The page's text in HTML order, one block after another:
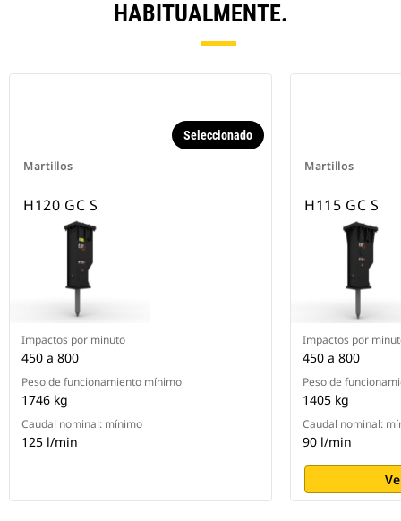
HABITUALMENTE.
Martillos
Seleccionado
H120 GC S
Impactos por minuto
450 a 800
Peso de funcionamiento mínimo
1746 kg
Caudal nominal: mínimo
125 l/min
Martillos
H115 GC S
Impactos por
450 a 800
Peso de
1405 kg
Caudal nominal:
90 l/min